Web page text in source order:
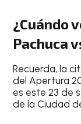
¿Cuándo
Pachuca
Recuerda, la
del Apertura
es este 23 de
de la Ciudad